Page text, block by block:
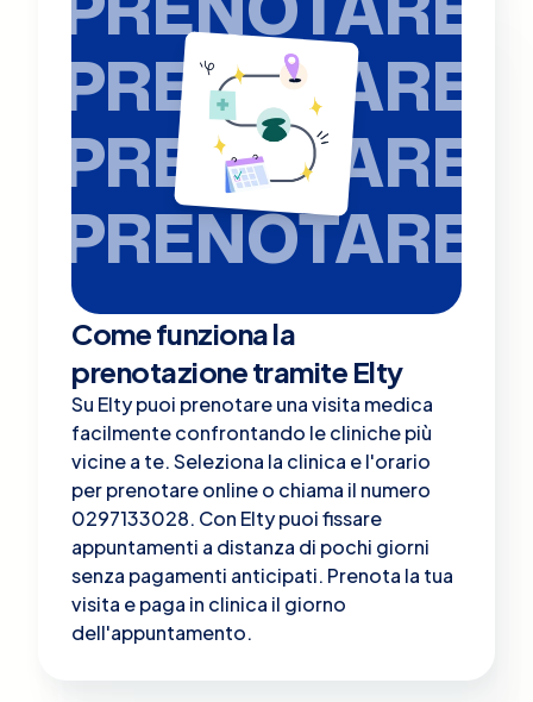
PRENOTARE
PRENOTARE
PRENOTARE
Come funziona la
prenotazione tramite Elty
Su Elty puoi prenotare una visita medica
facilmente confrontando le cliniche più
vicine a te. Seleziona la clinica e l'orario
per prenotare online o chiama il numero
0297133028. Con Elty puoi fissare
appuntamenti a distanza di pochi giorni
senza pagamenti anticipati. Prenota la tua
visita e paga in clinica il giorno
dell'appuntamento.